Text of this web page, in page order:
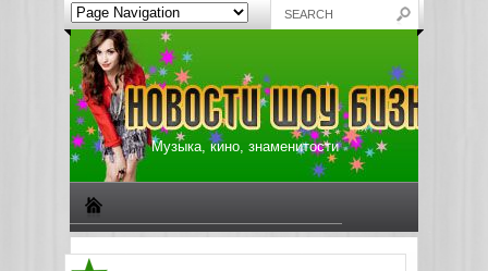
Музыка, кино, знаменитости